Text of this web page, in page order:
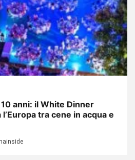
anni: il White Dinner
tra cene in acqua e